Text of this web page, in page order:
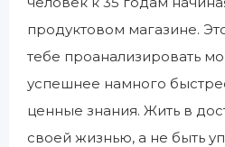
продуктовом магазине.
тебе проанализировать
успешнее намного
ценные знания. Жить в
своей жизнью, а не быть